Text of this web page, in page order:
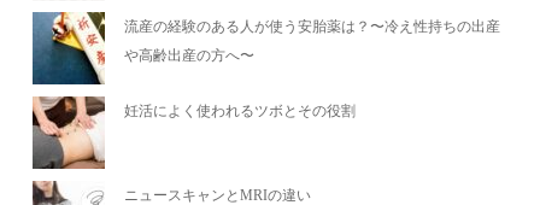
流産の経験のある人が使う安胎薬は？〜冷え性持ちの出産
や高齢出産の方へ〜
妊活によく使われるツボとその役割
ニュースキャンとMRIの違い